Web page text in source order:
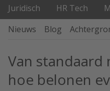
Juridisch HR Tech
Nieuws
Blog
Van standaard
hoe belonen